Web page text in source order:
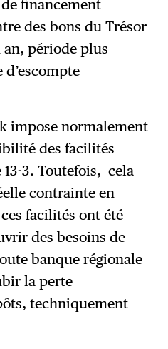
financement
des bons du Trésor
an, période plus
impose normalement
des facilités
13-3. Toutefois, cela
contrainte en
facilités ont été
des besoins de
banque régionale
la perte
techniquement